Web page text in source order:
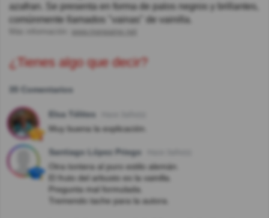
azafran. Se presenta en forma de palos negros y brillantes,
comúnmente llamados "vainas" de vainilla.
www.meneame.net
¿Tienes algo que decir?
35 Comentarios
Elsa Télites
Muy buena la explicación.
Santiago López Priego
Otra tontera al puro estilo alemán.
El fruto del arbusto es la vainilla.
Pregunta mal formulada.
Tremendo tache para la autora.